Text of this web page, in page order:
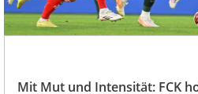
Mit Mut und Intensität: FCK